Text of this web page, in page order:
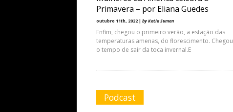
Primavera – por Eliana Guedes
outubro 11th, 2022 | by Katia Suman
Enfim, chegou o primeiro verão, a estação das
temperaturas amenas, do florescimento. Chegou
o tempo de sair da toca invernal.E
Podcast